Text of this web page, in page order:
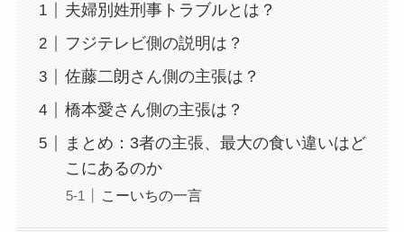
夫婦別姓刑事トラブルとは？
フジテレビ側の説明は？
佐藤二朗さん側の主張は？
橋本愛さん側の主張は？
まとめ：3者の主張、最大の食い違いはど
こにあるのか
こーいちの一言